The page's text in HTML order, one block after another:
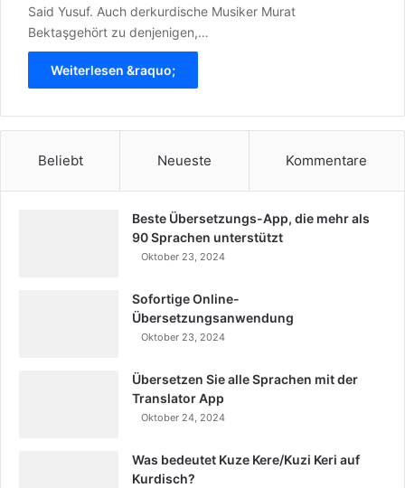
Said Yusuf. Auch derkurdische Musiker Murat
Bektaşgehört zu denjenigen,…
Weiterlesen &raquo;
Beliebt Neueste Kommentare
Beste Übersetzungs-App, die mehr als
90 Sprachen unterstützt
Oktober 23, 2024
Sofortige Online-
Übersetzungsanwendung
Oktober 23, 2024
Übersetzen Sie alle Sprachen mit der
Translator App
Oktober 24, 2024
Was bedeutet Kuze Kere/Kuzi Keri auf
Kurdisch?